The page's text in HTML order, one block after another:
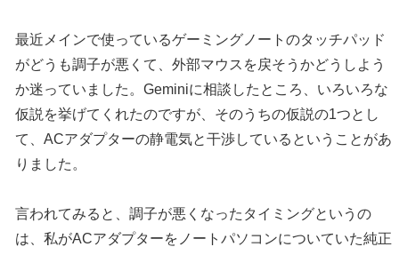
最近メインで使っているゲーミングノートのタッチパッド
がどうも調子が悪くて、外部マウスを戻そうかどうしよう
か迷っていました。Geminiに相談したところ、いろいろな
仮説を挙げてくれたのですが、そのうちの仮説の1つとし
て、ACアダプターの静電気と干渉しているということがあ
りました。
言われてみると、調子が悪くなったタイミングというの
は、私がACアダプターをノートパソコンについていた純正